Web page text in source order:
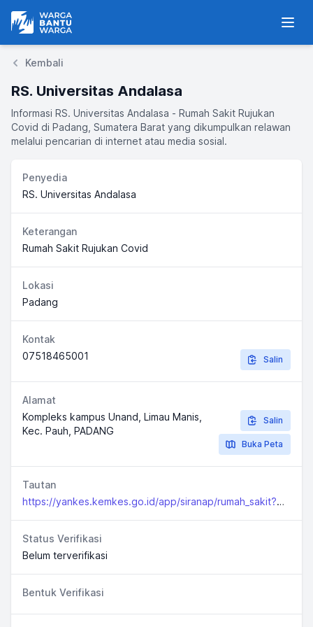
Warga Bantu Warga
Kembali
RS. Universitas Andalasa
Informasi RS. Universitas Andalasa - Rumah Sakit Rujukan
Covid di Padang, Sumatera Barat yang dikumpulkan relawan
melalui pencarian di internet atau media sosial.
Penyedia
RS. Universitas Andalasa
Keterangan
Rumah Sakit Rujukan Covid
Lokasi
Padang
Kontak
07518465001
Salin
Alamat
Kompleks kampus Unand, Limau Manis,
Kec. Pauh, PADANG
Salin
Buka Peta
Tautan
https://yankes.kemkes.go.id/app/siranap/rumah_sakit?jenis=1&propinsi=13prop&kabkota=
Status Verifikasi
Belum terverifikasi
Bentuk Verifikasi